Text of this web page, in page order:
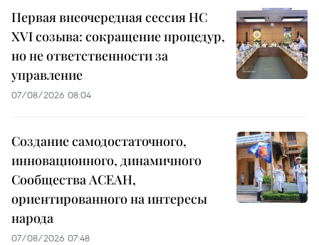
Первая внеочередная сессия НС
XVI созыва: сокращение процедур,
но не ответственности за
управление
07/08/2026 08:04
Создание самодостаточного,
инновационного, динамичного
Сообщества АСЕАН,
ориентированного на интересы
народа
07/08/2026 07:48